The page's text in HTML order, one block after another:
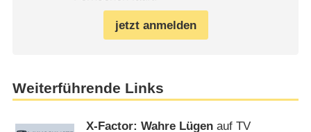
jetzt anmelden
Weiterführende Links
X-Factor: Wahre Lügen auf TV